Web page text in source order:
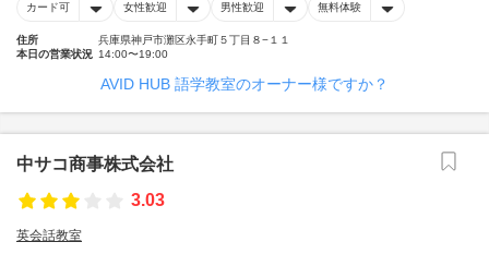
カード可 女性歓迎 男性歓迎 無料体験
住所
兵庫県神戸市灘区永手町５丁目８−１１
本日の営業状況 14:00〜19:00
AVID HUB 語学教室のオーナー様ですか？
中サコ商事株式会社
3.03
英会話教室